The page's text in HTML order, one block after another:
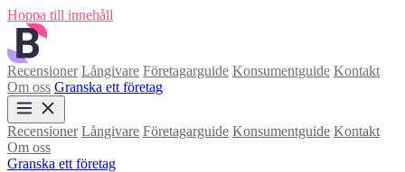
Hoppa till innehåll
Recensioner Långivare Företagarguide Konsumentguide Kontakt
Om oss Granska ett företag
Recensioner Långivare Företagarguide Konsumentguide Kontakt
Om oss
Granska ett företag